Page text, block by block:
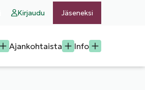
Kirjaudu Jäseneksi
Ajankohtaista Info